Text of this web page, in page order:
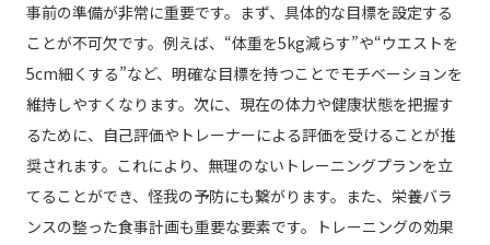
事前の準備が非常に重要です。まず、具体的な目標を設定する
ことが不可欠です。例えば、“体重を5kg減らす”や“ウエストを
5cm細くする”など、明確な目標を持つことでモチベーションを
維持しやすくなります。次に、現在の体力や健康状態を把握す
るために、自己評価やトレーナーによる評価を受けることが推
奨されます。これにより、無理のないトレーニングプランを立
てることができ、怪我の予防にも繋がります。また、栄養バラ
ンスの整った食事計画も重要な要素です。トレーニングの効果